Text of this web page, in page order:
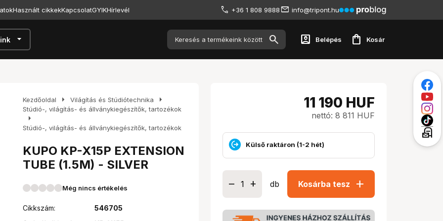
Használt cikkekKapcsolatGYIKHírlevél +36 1 808 9888 info@tripont.hu
arrow_drop_down account_box Belépés shopping_bag Kosár
Kezdőoldal arrow_right Világítás és Stúdiótechnika arrow_right
Stúdió-, világítás- és állványkiegészítők, tartozékok
arrow_right
Stúdió-, világítás- és állványkiegészítők, tartozékok
KUPO KP-X15P EXTENSION
TUBE (1.5M) - SILVER
Még nincs értékelés
Cikkszám:
546705
11 190 HUF
nettó: 8 811 HUF
Külső raktáron (1-2 hét)
db Kosárba tesz add
local_post_office